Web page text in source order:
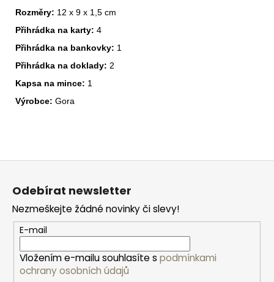
Rozměry: 12 x 9 x 1,5 cm
Přihrádka na karty: 4
Přihrádka na bankovky: 1
Přihrádka na doklady: 2
Kapsa na mince: 1
Výrobce: Gora
Z
Odebírat newsletter
Nezmeškejte žádné novinky či slevy!
E-mail
Vložením e-mailu souhlasíte s podmínkami
ochrany osobních údajů